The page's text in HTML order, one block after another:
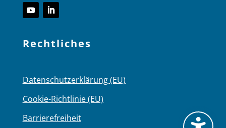
Rechtliches
Datenschutzerklärung (EU)
Cookie-Richtlinie (EU)
Barrierefreiheit